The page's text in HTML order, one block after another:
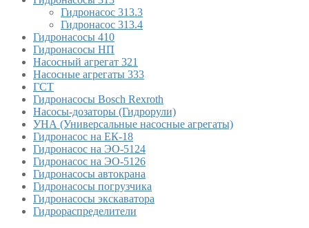
Гидронасос 313.3
Гидронасос 313.4
Гидронасосы 410
Гидронасосы НП
Насосный агрегат 321
Насосные агрегаты 333
ГСТ
Гидронасосы Bosch Rexroth
Насосы-дозаторы (Гидрорули)
УНА (Универсальные насосные агрегаты)
Гидронасос на ЕК-18
Гидронасос на ЭО-5124
Гидронасос на ЭО-5126
Гидронасосы автокрана
Гидронасосы погрузчика
Гидронасосы экскаватора
Гидрораспределители